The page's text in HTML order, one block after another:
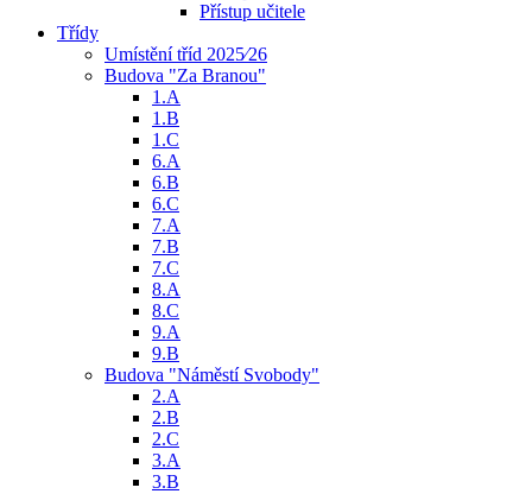
Přístup učitele
Třídy
Umístění tříd 2025⁄26
Budova "Za Branou"
1.A
1.B
1.C
6.A
6.B
6.C
7.A
7.B
7.C
8.A
8.C
9.A
9.B
Budova "Náměstí Svobody"
2.A
2.B
2.C
3.A
3.B